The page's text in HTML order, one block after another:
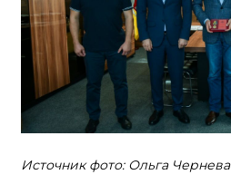
Источник фото: Ольга Чернева